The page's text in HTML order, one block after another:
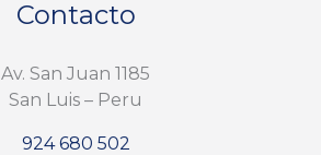
Contacto
Av. San Juan 1185
San Luis – Peru
924 680 502